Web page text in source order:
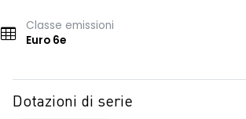
Classe emissioni
Euro 6e
Dotazioni di serie